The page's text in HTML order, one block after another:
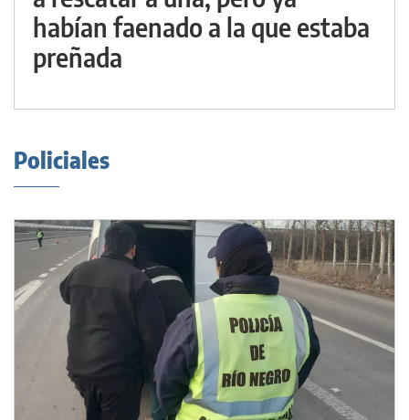
habían faenado a la que estaba
preñada
Policiales